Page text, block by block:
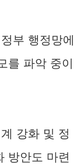
부 행정망에
를 파악 중이
강화 및 정
방안도 마련